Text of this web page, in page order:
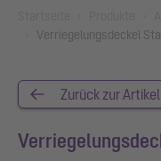
Verriegelungsdeckel
Zurück zur